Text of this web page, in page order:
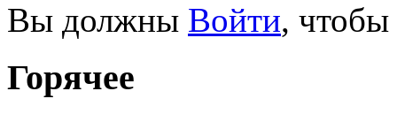
Вы должны Войти, чтобы
Горячее